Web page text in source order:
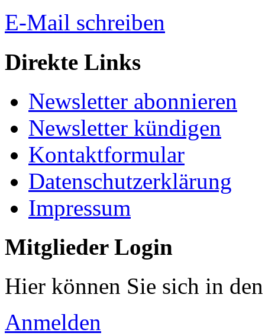
E-Mail schreiben
Direkte Links
Newsletter abonnieren
Newsletter kündigen
Kontaktformular
Datenschutzerklärung
Impressum
Mitglieder Login
Hier können Sie sich in
Anmelden